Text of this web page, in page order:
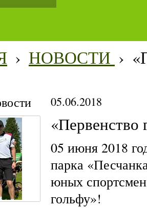
› НОВОСТИ ›
05.06.2018
«Первенство
05 июня 2018
парка
юных
гольфу»!